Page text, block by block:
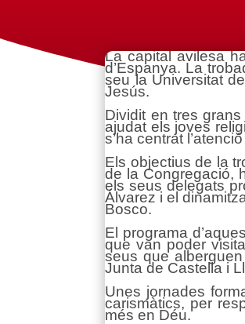
La capital avilesa
d’Espanya. La
seu la Universitat
Jesús.
Dividit en tres
ajudat els joves
s’ha centrat
Els objectius de la
de la Congregació,
els seus delegats
Álvarez i el
Bosco.
El programa
que van poder
seus que
Junta de Castella i
Unes jornades
carismàtics, per
més en Déu.